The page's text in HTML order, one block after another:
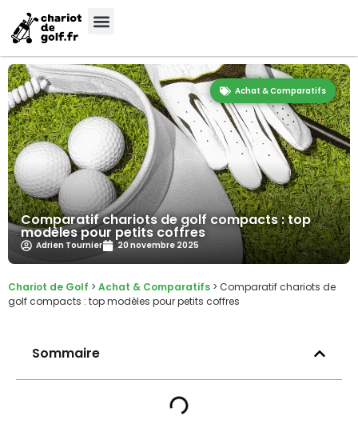
Achat & Comparatifs
Comparatif chariots de golf compacts : top
modèles pour petits coffres
Adrien Tournier 20 novembre 2025
Chariot de Golf > Achat & Comparatifs > Comparatif chariots de
golf compacts : top modèles pour petits coffres
Sommaire